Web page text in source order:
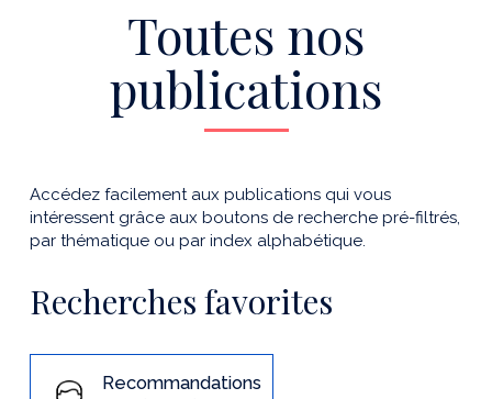
Toutes nos
publications
Accédez facilement aux publications qui vous
intéressent grâce aux boutons de recherche pré-filtrés,
par thématique ou par index alphabétique.
Recherches favorites
Recommandations